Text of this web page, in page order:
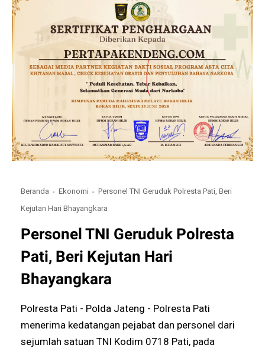
Beranda Ekonomi
Personel TNI Geruduk Polresta Pati, Beri
Kejutan Hari Bhayangkara
Personel TNI Geruduk Polresta
Pati, Beri Kejutan Hari
Bhayangkara
Polresta Pati - Polda Jateng - Polresta Pati
menerima kedatangan pejabat dan personel dari
sejumlah satuan TNI Kodim 0718 Pati, pada